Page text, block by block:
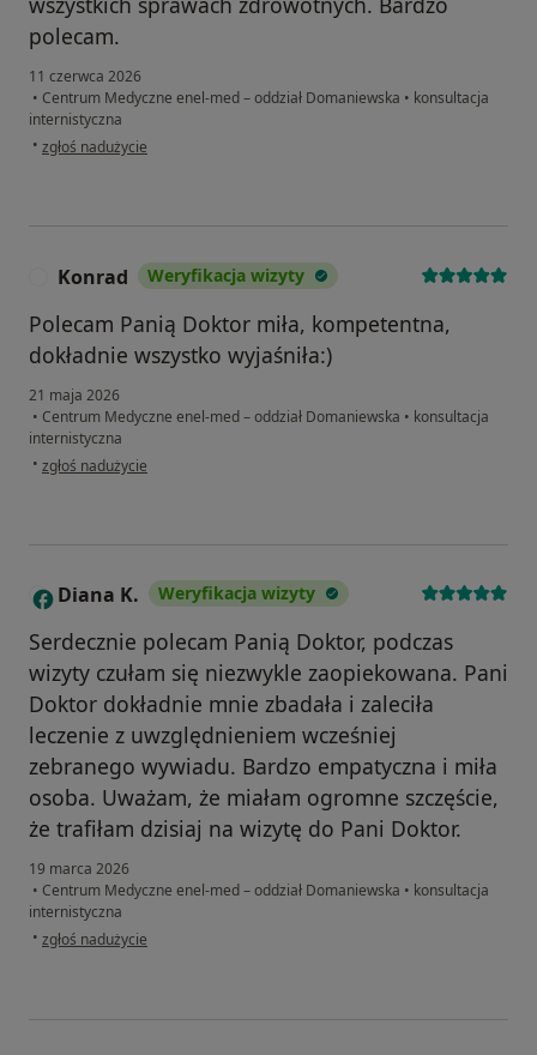
polecam.
11 czerwca 2026
• Centrum Medyczne enel-med – oddział Domaniewska • konsultacja
internistyczna
• w opinii użytkownika J. Ż.
zgłoś nadużycie
Konrad Weryfikacja wizyty
Polecam Panią Doktor miła, kompetentna,
dokładnie wszystko wyjaśniła:)
21 maja 2026
• Centrum Medyczne enel-med – oddział Domaniewska • konsultacja
internistyczna
• w opinii użytkownika Konrad
zgłoś nadużycie
D Diana K. Weryfikacja wizyty
Serdecznie polecam Panią Doktor, podczas
wizyty czułam się niezwykle zaopiekowana. Pani
Doktor dokładnie mnie zbadała i zaleciła
leczenie z uwzględnieniem wcześniej
zebranego wywiadu. Bardzo empatyczna i miła
osoba. Uważam, że miałam ogromne szczęście,
że trafiłam dzisiaj na wizytę do Pani Doktor.
19 marca 2026
• Centrum Medyczne enel-med – oddział Domaniewska • konsultacja
internistyczna
• w opinii użytkownika Diana K.
zgłoś nadużycie